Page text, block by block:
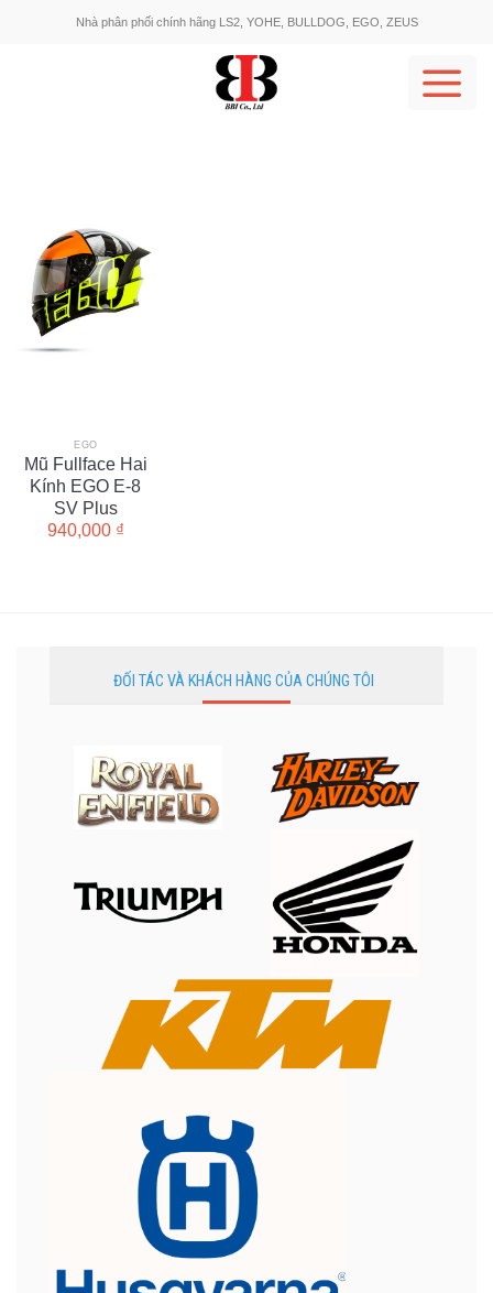
Nhà phân phối chính hãng LS2, YOHE, BULLDOG, EGO, ZEUS
EGO
Mũ Fullface Hai
Kính EGO E-8
SV Plus
940,000 ₫
ĐỐI TÁC VÀ KHÁCH HÀNG CỦA CHÚNG TÔI